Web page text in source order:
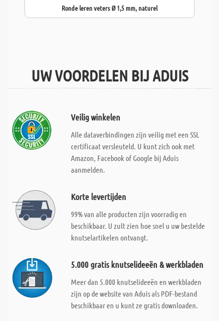
Ronde leren veters Ø 1,5 mm, naturel
UW VOORDELEN BIJ ADUIS
Veilig winkelen
Alle dataverbindingen zijn veilig met een SSL
certificaat versleuteld. U kunt zich ook met
Amazon, Facebook of Google bij Aduis
aanmelden.
Korte levertijden
99% van alle producten zijn voorradig en
beschikbaar. U zult zien hoe snel u uw bestelde
knutselartikelen ontvangt.
5.000 gratis knutselideeën & werkbladen
Meer dan 5.000 knutselideeën en werkbladen
zijn op de website van Aduis als PDF-bestand
beschikbaar en u kunt ze gratis downloaden.